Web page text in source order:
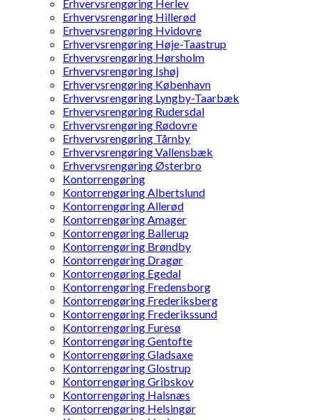
Erhvervsrengøring Herlev
Erhvervsrengøring Hillerød
Erhvervsrengøring Hvidovre
Erhvervsrengøring Høje-Taastrup
Erhvervsrengøring Hørsholm
Erhvervsrengøring Ishøj
Erhvervsrengøring København
Erhvervsrengøring Lyngby-Taarbæk
Erhvervsrengøring Rudersdal
Erhvervsrengøring Rødovre
Erhvervsrengøring Tårnby
Erhvervsrengøring Vallensbæk
Erhvervsrengøring Østerbro
Kontorrengøring
Kontorrengøring Albertslund
Kontorrengøring Allerød
Kontorrengøring Amager
Kontorrengøring Ballerup
Kontorrengøring Brøndby
Kontorrengøring Dragør
Kontorrengøring Egedal
Kontorrengøring Fredensborg
Kontorrengøring Frederiksberg
Kontorrengøring Frederikssund
Kontorrengøring Furesø
Kontorrengøring Gentofte
Kontorrengøring Gladsaxe
Kontorrengøring Glostrup
Kontorrengøring Gribskov
Kontorrengøring Halsnæs
Kontorrengøring Helsingør